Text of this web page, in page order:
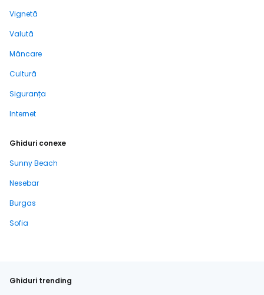
Vignetă
Valută
Mâncare
Cultură
Siguranța
Internet
Ghiduri conexe
Sunny Beach
Nesebar
Burgas
Sofia
Ghiduri trending